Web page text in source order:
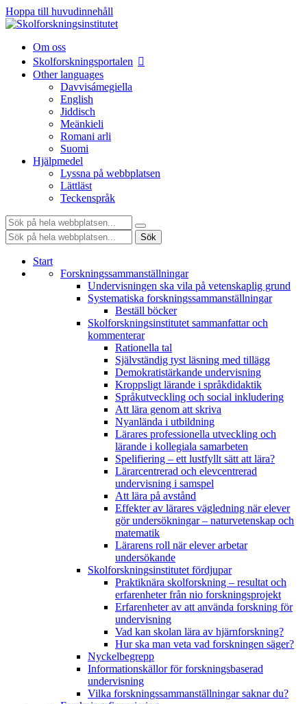
Hoppa till huvudinnehåll
Om oss
Skolforskningsportalen
Other languages
Davvisámegiella
English
Jiddisch
Meänkieli
Romani arli
Suomi
Hjälpmedel
Lyssna på webbplatsen
Lättläst
Teckenspråk
Sök:
Sök:
Sök
Start
Forskningssammanställningar
Undervisningen ska vila på vetenskaplig grund
Systematiska forskningssammanställningar
Beställ böcker
Skolforskningsinstitutet sammanfattar och
kommenterar
Rationella tal
Självständig tyst läsning med tillägg
Demokratistärkande undervisning
Kroppsligt lärande i språkdidaktik
Språkutveckling och social inkludering
Att lära genom att skriva
Nyanlända i utbildning
Lärares professionella utveckling och
lärande i kollegiala samarbeten
Spelifiering – ett lustfyllt sätt att lära?
Lärarcentrerad och elevcentrerad
undervisning i samspel
Att lära på avstånd
Effekter av lärares vägledning när elever
gör undersökningar – naturvetenskap och
matematik
Lärarens roll när elever arbetar
undersökande
Skolforskningsinstitutet fördjupar
Praktiknära skolforskning – resultat och
erfarenheter från nio forskningsprojekt
Erfarenheter av att använda forskning för
undervisning
Vad kan skolan lära av hjärnforskning?
Hur ska man veta vad forskningen säger?
Nyckelbegrepp
Informationskällor för forskningsbaserad
undervisning
Vilka forskningssammanställningar saknar du?